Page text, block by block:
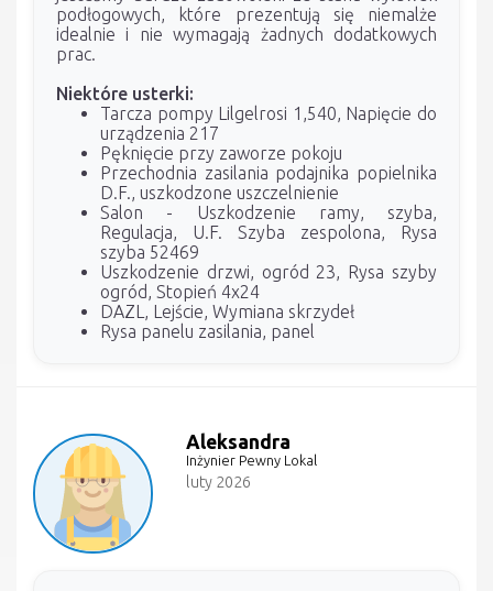
podłogowych, które prezentują się niemalże
idealnie i nie wymagają żadnych dodatkowych
prac.
Niektóre usterki:
Tarcza pompy Lilgelrosi 1,540, Napięcie do
urządzenia 217
Pęknięcie przy zaworze pokoju
Przechodnia zasilania podajnika popielnika
D.F., uszkodzone uszczelnienie
Salon - Uszkodzenie ramy, szyba,
Regulacja, U.F. Szyba zespolona, Rysa
szyba 52469
Uszkodzenie drzwi, ogród 23, Rysa szyby
ogród, Stopień 4x24
DAZL, Lejście, Wymiana skrzydeł
Rysa panelu zasilania, panel
Aleksandra
Inżynier Pewny Lokal
luty 2026